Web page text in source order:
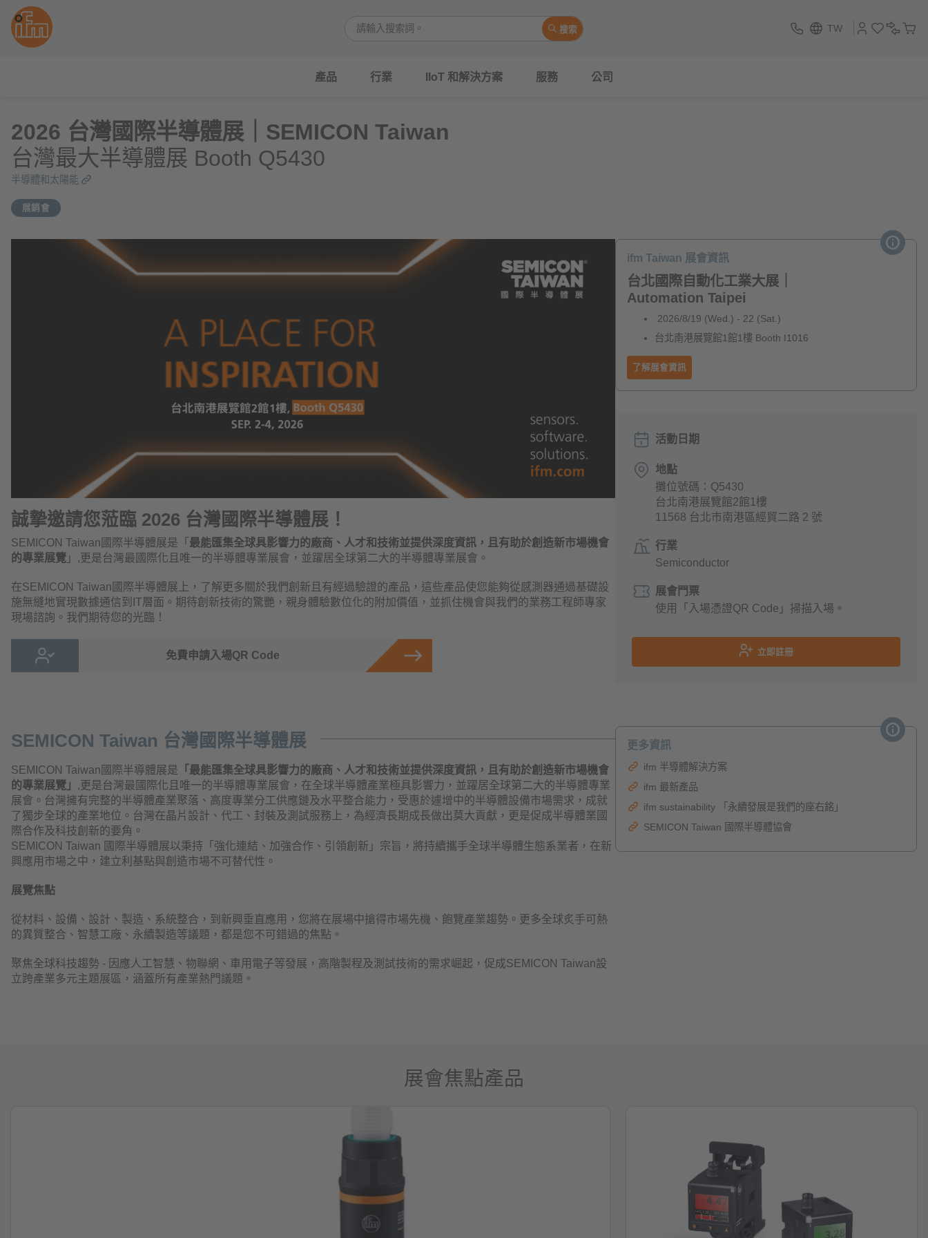
搜索 TW
產品 行業 IIoT 和解決方案 服務 公司
2026 台灣國際半導體展｜SEMICON Taiwan
台灣最大半導體展 Booth Q5430
半導體和太陽能
展銷會
誠摯邀請您蒞臨 2026 台灣 國際半導體展 ！
SEMICON Taiwan國際半導體展是「 最能匯集全球具影響力的廠商、人才和技術並提供深度資訊，且有助於創造新市場機會
的專業展覽 」,更是台灣最國際化且唯一的半導體專業展會，並躍居全球第二大的半導體專業展會。
在SEMICON Taiwan國際半導體展上，了解更多關於我們創新且有經過驗證的產品，這些產品使您能夠從感測器通過基礎設
施無縫地實現數據通信到IT層面。期待創新技術的驚艷，親身體驗數位化的附加價值，並抓住機會與我們的業務工程師專家
現場諮詢。我們期待您的光臨！
免費申請入場QR Code
ifm Taiwan 展會資訊
台北國際自動化工業大展｜
Automation Taipei
2026/8/19 (Wed.) - 22 (Sat.)
台北南港展覽館1館1樓 Booth I1016
了解展會資訊
活動日期
地點
攤位號碼：Q5430
台北南港展覽館2館1樓
11568 台北市南港區經貿二路 2 號
行業
Semiconductor
展會門票
使用「入場憑證QR Code」掃描入場。
立即註冊
SEMICON Taiwan 台灣國際半導體展
SEMICON Taiwan國際半導體展是 「最能匯集全球具影響力的廠商、人才和技術並提供深度資訊，且有助於創造新市場機會
的專業展覽」 ,更是台灣最國際化且唯一的半導體專業展會，在全球半導體產業極具影響力，並躍居全球第二大的半導體專業
展會。台灣擁有完整的半導體產業聚落、高度專業分工供應鏈及水平整合能力，受惠於遽增中的半導體設備市場需求，成就
了獨步全球的產業地位。台灣在晶片設計、代工、封裝及測試服務上，為經濟長期成長做出莫大貢獻，更是促成半導體業國
際合作及科技創新的要角。
SEMICON Taiwan 國際半導體展以秉持「強化連結、加強合作、引領創新」宗旨，將持續攜手全球半導體生態系業者，在新
興應用市場之中，建立利基點與創造市場不可替代性。
展覽焦點
從材料、設備、設計、製造、系統整合，到新興垂直應用，您將在展場中搶得市場先機、飽覽產業趨勢。更多全球炙手可熱
的異質整合、智慧工廠、永續製造等議題，都是您不可錯過的焦點。
聚焦全球科技趨勢 - 因應人工智慧、物聯網、車用電子等發展，高階製程及測試技術的需求崛起，促成SEMICON Taiwan設
立跨產業多元主題展區，涵蓋所有產業熱門議題。
更多資訊
ifm 半導體解決方案
ifm 最新產品
ifm sustainability 「永續發展是我們的座右銘」
SEMICON Taiwan 國際半導體協會
展會焦點產品